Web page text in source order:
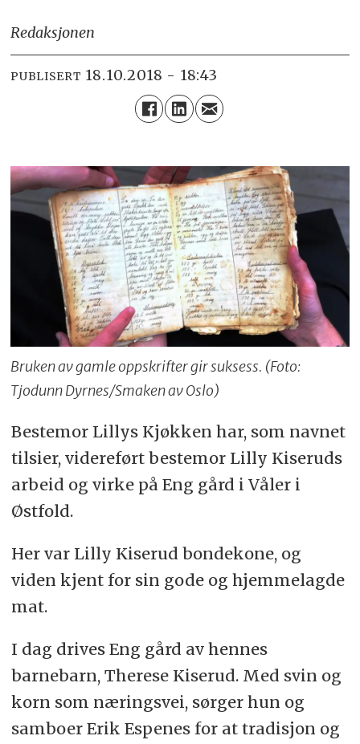
Redaksjonen
PUBLISERT 18.10.2018 - 18:43
Bruken av gamle oppskrifter gir suksess. (Foto:
Tjodunn Dyrnes/Smaken av Oslo)
Bestemor Lillys Kjøkken har, som navnet
tilsier, videreført bestemor Lilly Kiseruds
arbeid og virke på Eng gård i Våler i
Østfold.
Her var Lilly Kiserud bondekone, og
viden kjent for sin gode og hjemmelagde
mat.
I dag drives Eng gård av hennes
barnebarn, Therese Kiserud. Med svin og
korn som næringsvei, sørger hun og
samboer Erik Espenes for at tradisjon og